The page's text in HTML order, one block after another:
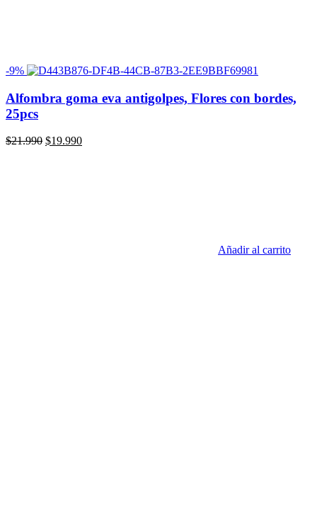
-9%
Alfombra goma eva antigolpes, Flores con bordes,
25pcs
$21.990 El
$19.990El
Añadir al carrito